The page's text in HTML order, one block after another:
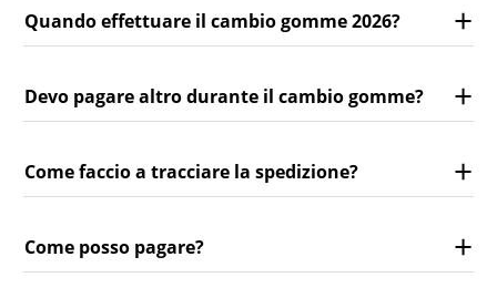
Quando effettuare il cambio gomme 2026?
Devo pagare altro durante il cambio gomme?
Come faccio a tracciare la spedizione?
Come posso pagare?